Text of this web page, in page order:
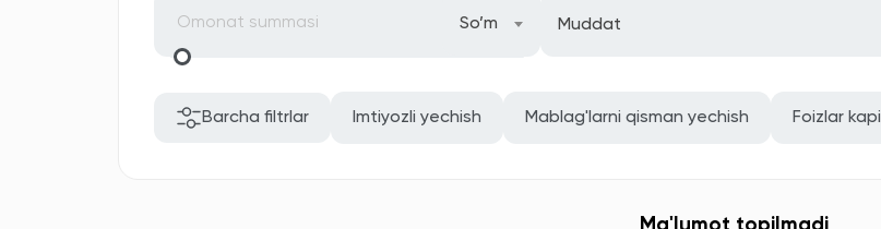
So’m Muddat
Barcha filtrlar Imtiyozli yechish Mablag'larni qisman yechish Foizlar